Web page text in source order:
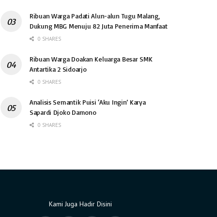
Ribuan Warga Padati Alun-alun Tugu Malang,
Dukung MBG Menuju 82 Juta Penerima Manfaat
0 SHARES
Ribuan Warga Doakan Keluarga Besar SMK
Antartika 2 Sidoarjo
0 SHARES
Analisis Semantik Puisi ‘Aku Ingin’ Karya
Sapardi Djoko Damono
0 SHARES
Kami Juga Hadir Disini